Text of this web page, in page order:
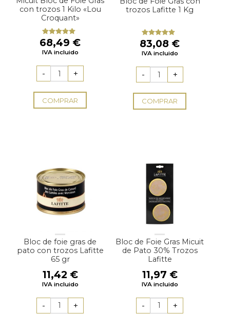
con trozos 1 Kilo «Lou
Croquant»
Valorado
con 5.00de
5
68,49 €
IVA incluido
COMPRAR
trozos Lafitte 1 Kg
Valorado
con 5.00de
5
83,08 €
IVA incluido
COMPRAR
Bloc de foie gras de
pato con trozos Lafitte
65 gr
11,42 €
IVA incluido
Bloc de Foie Gras Micuit
de Pato 30% Trozos
Lafitte
11,97 €
IVA incluido